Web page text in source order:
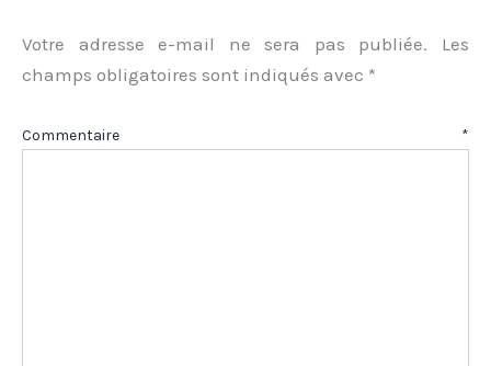
Votre adresse e-mail ne sera pas publiée.
Les
champs obligatoires sont indiqués avec *
Commentaire *